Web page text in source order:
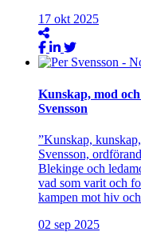
17 okt 2025
Kunskap, mod
Svensson
”Kunskap,
Svensson,
Blekinge och
vad som varit och
kampen mot hiv
02 sep 2025